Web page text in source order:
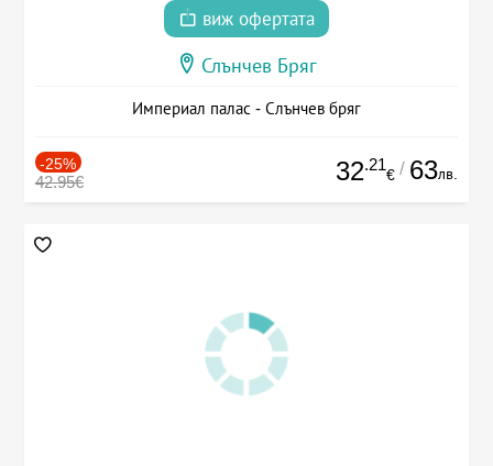
виж офертата
Слънчев Бряг
Империал палас - Слънчев бряг
-25%
42.95€ 32.21
€ / 63лв.